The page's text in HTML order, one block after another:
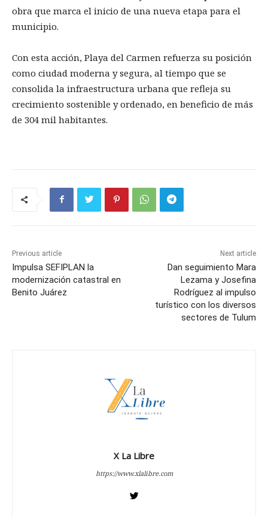
obra que marca el inicio de una nueva etapa para el
municipio.
Con esta acción, Playa del Carmen refuerza su posición
como ciudad moderna y segura, al tiempo que se
consolida la infraestructura urbana que refleja su
crecimiento sostenible y ordenado, en beneficio de más
de 304 mil habitantes.
Previous article
Impulsa SEFIPLAN la
modernización catastral en
Benito Juárez
Next article
Dan seguimiento Mara
Lezama y Josefina
Rodríguez al impulso
turístico con los diversos
sectores de Tulum
X La Libre
https://www.xlalibre.com